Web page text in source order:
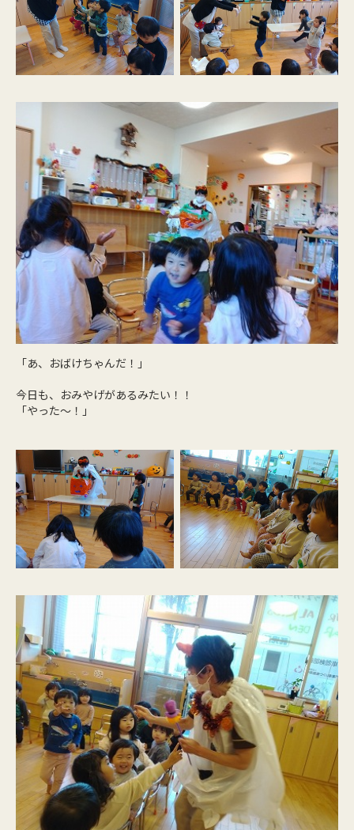
「あ、おばけちゃんだ！」
今日も、おみやげがあるみたい！！
「やった～！」